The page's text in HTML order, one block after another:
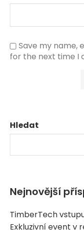
Save my name,
for the next time I
Hledat
Nejnovější
TimberTech
Exkluzivní event v